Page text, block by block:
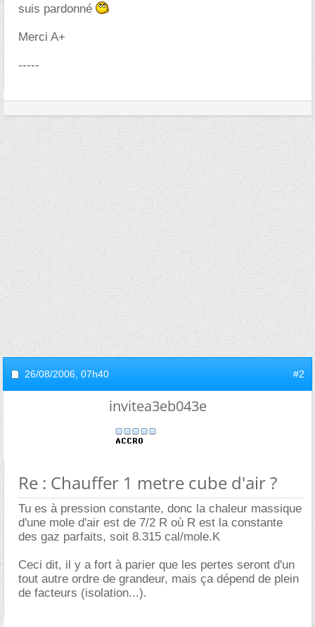
suis pardonné
Merci A+
-----
26/08/2006, 07h40 #2
invitea3eb043e
Re : Chauffer 1 metre cube d'air ?
Tu es à pression constante, donc la chaleur massique
d'une mole d'air est de 7/2 R où R est la constante
des gaz parfaits, soit 8.315 cal/mole.K
Ceci dit, il y a fort à parier que les pertes seront d'un
tout autre ordre de grandeur, mais ça dépend de plein
de facteurs (isolation...).